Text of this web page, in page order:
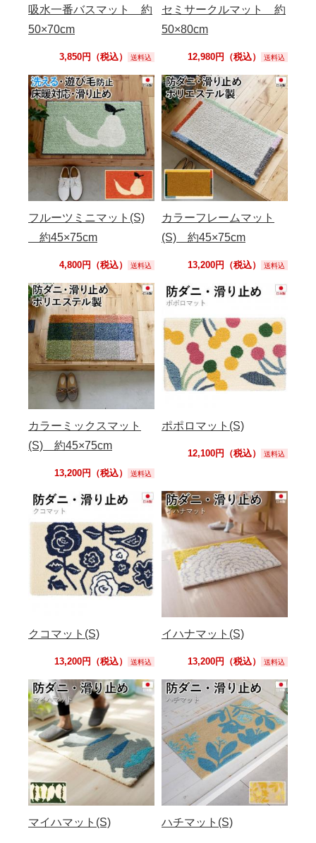
吸水一番バスマット 約
50×70cm
3,850円（税込） 送料込
セミサークルマット 約
50×80cm
12,980円（税込） 送料込
フルーツミニマット(S)
約45×75cm
4,800円（税込） 送料込
カラーフレームマット
(S) 約45×75cm
13,200円（税込） 送料込
カラーミックスマット
(S) 約45×75cm
13,200円（税込） 送料込
ポポロマット(S)
12,100円（税込） 送料込
クコマット(S)
13,200円（税込） 送料込
イハナマット(S)
13,200円（税込） 送料込
マイハマット(S) ハチマット(S)